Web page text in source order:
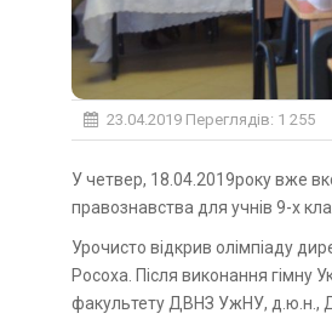
23.04.2019 Переглядів: 1 255
У четвер, 18.04.2019року вже вкотре поспіль у Природничо-гуманітарному коледжі відбулася олімпіада з
правознавства для учнів 9-х
Урочисто відкрив олімпіаду
Росоха. Після виконання гімну
факультету ДВНЗ УжНУ, д.ю.н.,